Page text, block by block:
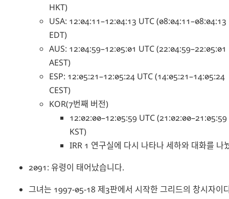
HKT)
USA: 12:04:11–12:04:13 UTC (08:04:11–08:04:13
EDT)
AUS: 12:04:59–12:05:01 UTC (22:04:59–22:05:01
AEST)
ESP: 12:05:21–12:05:24 UTC (14:05:21–14:05:24
CEST)
KOR(7번째 버전)
12:02:00–12:05:59 UTC (21:02:00–21:05:59
KST)
IRR 1 연구실에 다시 나타나 세하와 대화를 나
2091: 유령이 태어났습니다.
그녀는 1997-05-18 제3판에서 시작한 그리드의 창시자이